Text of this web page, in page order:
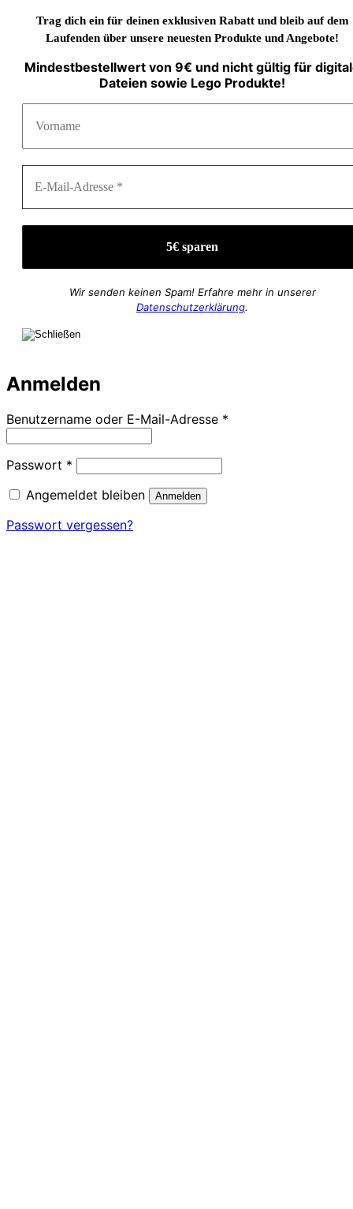
Trag dich ein für deinen exklusiven Rabatt und bleib auf dem
Laufenden über unsere neuesten Produkte und Angebote!
Mindestbestellwert von 9€ und nicht gültig für
Dateien sowie Lego Produkte!
Wir senden keinen Spam! Erfahre mehr in unserer
Datenschutzerklärung.
Anmelden
Benutzername oder E-Mail-Adresse *
Passwort * Erforderlich
Angemeldet bleiben
Anmelden
Passwort vergessen?